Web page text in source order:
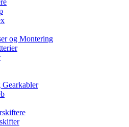
og Montering
Gearkabler